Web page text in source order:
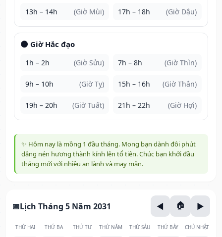
13h – 14h (Giờ Mùi) 17h – 18h (Giờ Dậu)
🌑 Giờ Hắc đạo
1h – 2h (Giờ Sửu) 7h – 8h (Giờ Thìn)
9h – 10h (Giờ Tỵ) 15h – 16h (Giờ Thân)
19h – 20h (Giờ Tuất) 21h – 22h (Giờ Hợi)
✨ Hôm nay là mồng 1 đầu tháng. Mong bạn dành đôi phút
dâng nén hương thành kính lên tổ tiên. Chúc bạn khởi đầu
tháng mới với nhiều an lành và may mắn.
Lịch Tháng 5 Năm 2031
THỨ HAI THỨ BA THỨ TƯ THỨ NĂM THỨ SÁU THỨ BẢY CHỦ NHẬT